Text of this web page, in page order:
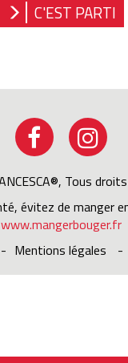
C'EST PARTI
Tous
évitez de manger
www.mangerbouger.fr
Mentions légales